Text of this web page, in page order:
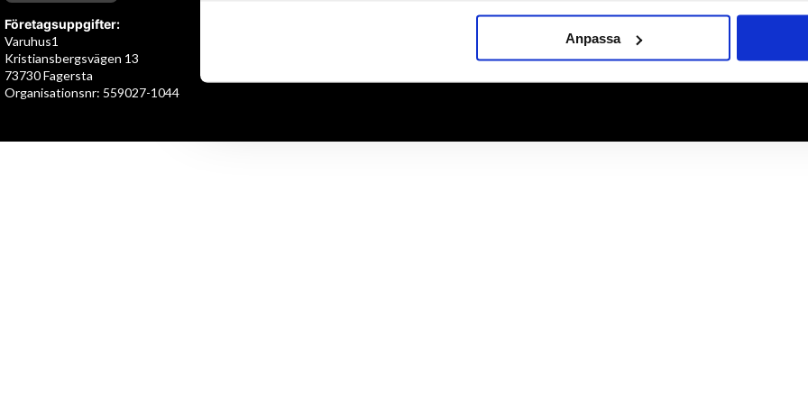
Anpassa
Företagsuppgifter:
Varuhus1
Kristiansbergsvägen 13
73730 Fagersta
Organisationsnr: 559027-1044